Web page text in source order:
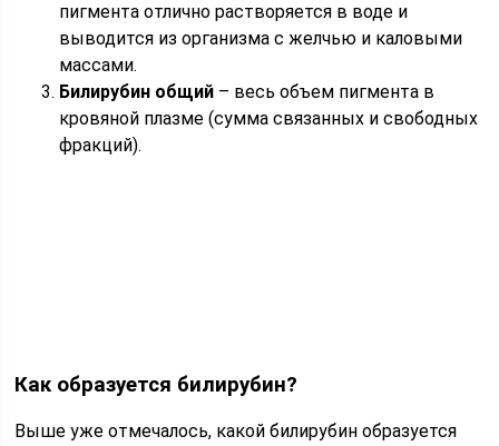
пигмента отлично растворяется в воде и
выводится из организма с желчью и каловыми
массами.
Билирубин общий – весь объем пигмента в
кровяной плазме (сумма связанных и свободных
фракций).
Как образуется билирубин?
Выше уже отмечалось, какой билирубин образуется